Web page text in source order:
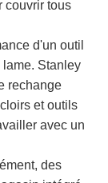
couvrir tous
d'un outil
Stanley
rechange
et outils
avec un
des